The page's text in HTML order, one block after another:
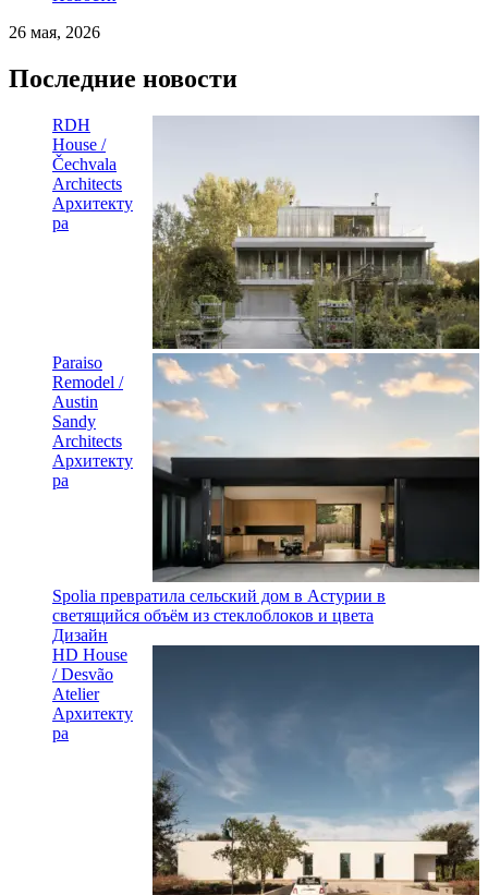
26 мая, 2026
Последние новости
RDH
House /
Čechvala
Architects
Архитекту
ра
Paraiso
Remodel /
Austin
Sandy
Architects
Архитекту
ра
Spolia превратила сельский дом в Астурии в
светящийся объём из стеклоблоков и цвета
Дизайн
HD House
/ Desvão
Atelier
Архитекту
ра